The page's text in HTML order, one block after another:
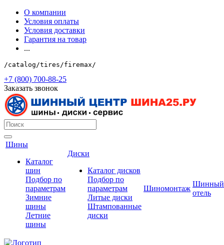
О компании
Условия оплаты
Условия доставки
Гарантия на товар
...
/catalog/tires/firemax/
+7 (800) 700-88-25
Заказать звонок
Шины
Каталог
шин
Подбор по
параметрам
Зимние
шины
Летние
шины
Диски
Каталог дисков
Подбор по
параметрам
Литые диски
Штампованные
диски
Шиномонтаж
Шинный
отель